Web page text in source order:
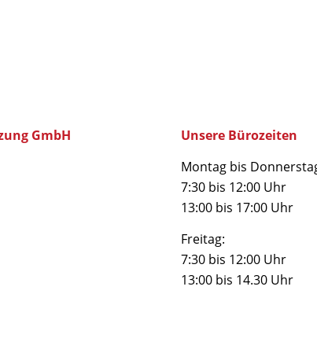
GmbH
Unsere Bürozeiten
Montag bis
7:30 bis 12:00 Uhr
13:00 bis 17:00 Uhr
Freitag:
7:30 bis 12:00 Uhr
13:00 bis 14.30 Uhr